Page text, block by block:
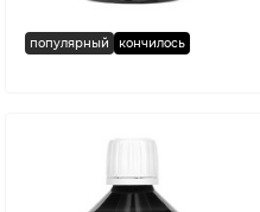
популярный кончилось